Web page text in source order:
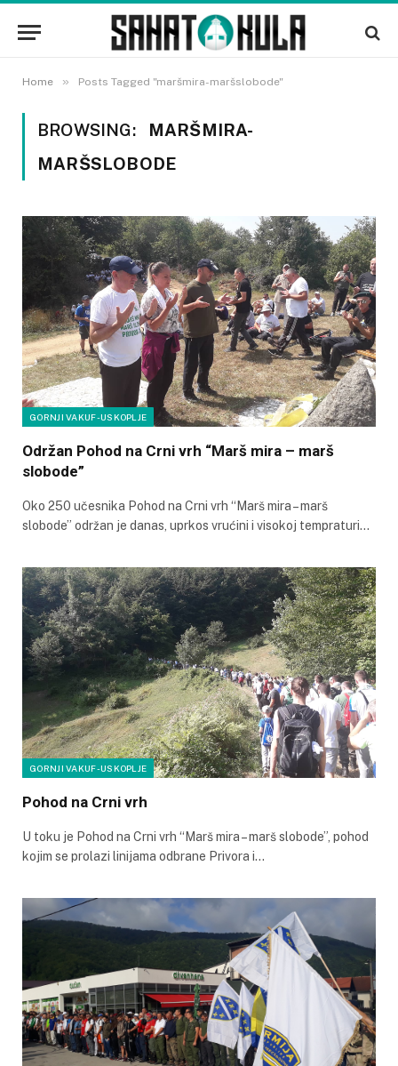
Home » Posts Tagged "maršmira-maršslobode"
BROWSING:
MARŠMIRA-
MARŠSLOBODE
GORNJI VAKUF-USKOPLJE
Održan Pohod na Crni vrh “Marš mira – marš
slobode”
Oko 250 učesnika Pohod na Crni vrh “Marš mira – marš
slobode” održan je danas, uprkos vrućini i visokoj tempraturi…
GORNJI VAKUF-USKOPLJE
Pohod na Crni vrh
U toku je Pohod na Crni vrh “Marš mira – marš slobode”, pohod
kojim se prolazi linijama odbrane Privora i…